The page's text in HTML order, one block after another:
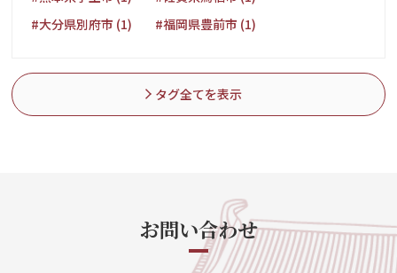
#大分県別府市 (1)
#福岡県豊前市 (1)
タグ全てを表示
お問い合わせ